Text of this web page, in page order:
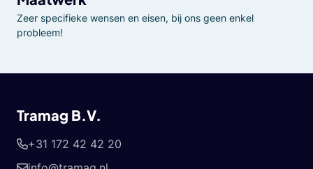
Zeer specifieke wensen en eisen, bij ons geen enkel
probleem!
Tramag B.V.
+31 172 42 42 20